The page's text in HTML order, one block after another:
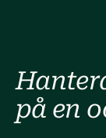
på en